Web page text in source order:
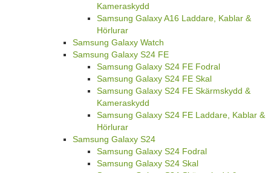
Kameraskydd
Samsung Galaxy A16 Laddare, Kablar &
Hörlurar
Samsung Galaxy Watch
Samsung Galaxy S24 FE
Samsung Galaxy S24 FE Fodral
Samsung Galaxy S24 FE Skal
Samsung Galaxy S24 FE Skärmskydd &
Kameraskydd
Samsung Galaxy S24 FE Laddare, Kablar &
Hörlurar
Samsung Galaxy S24
Samsung Galaxy S24 Fodral
Samsung Galaxy S24 Skal